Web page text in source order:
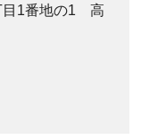
目1番地の1 高